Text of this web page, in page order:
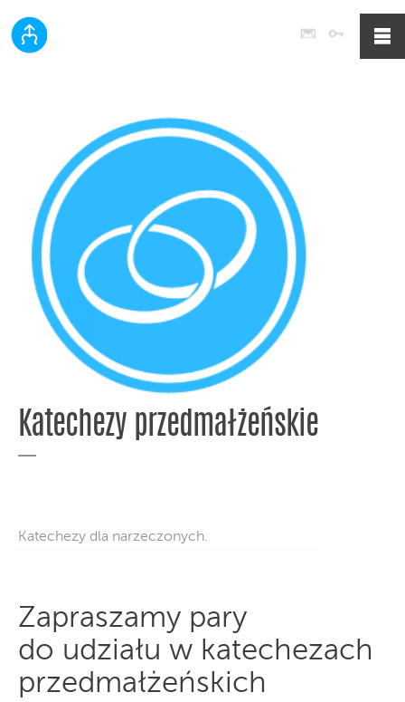
Poczta
Katechezy przedmałżeńskie
Katechezy dla narzeczonych.
Zapraszamy pary
do udziału w katechezach
przedmałżeńskich